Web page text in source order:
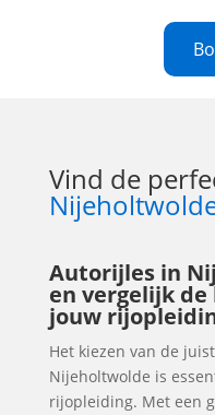
Vind de
Autorijles in
en vergelijk
jouw
Het kiezen van de
Nijeholtwolde is
rijopleiding. Met een